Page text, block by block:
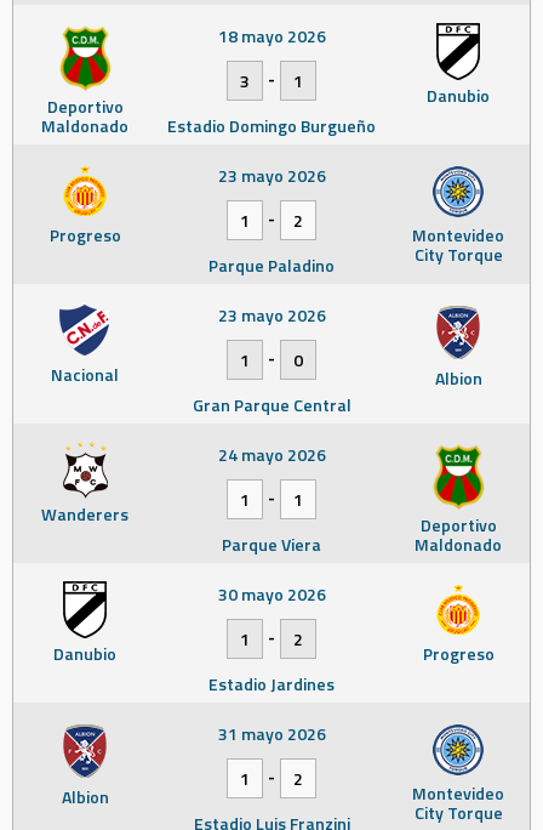
Deportivo
Maldonado
Danubio
18 mayo 2026
3
-
1
Estadio Domingo Burgueño
Progreso Montevideo
City Torque
23 mayo 2026
1
-
2
Parque Paladino
Nacional Albion
23 mayo 2026
1
-
0
Gran Parque Central
Wanderers Deportivo
Maldonado
24 mayo 2026
1
-
1
Parque Viera
Danubio Progreso
30 mayo 2026
1
-
2
Estadio Jardines
Albion Montevideo
City Torque
31 mayo 2026
1
-
2
Estadio Luis Franzini